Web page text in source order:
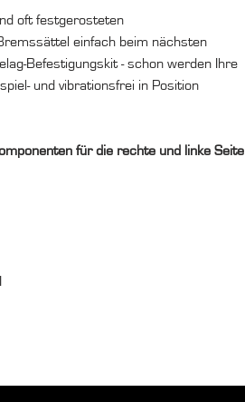
oft festgerosteten
einfach beim nächsten
Befestigungskit - schon werden Ihre
und vibrationsfrei in Position
für die rechte und linke Seite